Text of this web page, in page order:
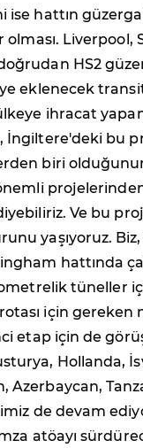
ise hattın
olması.
HS2
eklenecek
ihracat
, İngiltere'deki bu
biri
Ve bu
yaşıyoruz.
hattında
tüneller
için
etap için de
Hollanda,
Azerbaycan,
de devam
atöayı